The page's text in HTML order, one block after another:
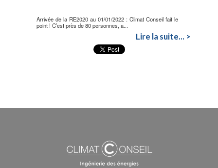
Arrivée de la RE2020 au 01/01/2022 : Climat Conseil fait le
point ! C’est près de 80 personnes, a...
Lire la suite... >